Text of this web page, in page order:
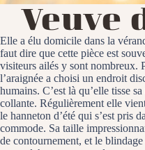
Veuve
Elle a élu domicile dans la
faut dire que cette pièce est
visiteurs ailés y sont nombreux.
l’araignée a choisi un endroit
humains. C’est là qu’elle tisse
collante. Régulièrement elle
le hanneton d’été qui s’est pris
commode. Sa taille
de contournement, et le blindage